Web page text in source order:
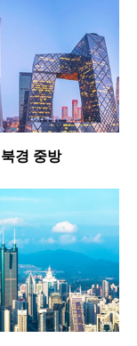
북경 중방